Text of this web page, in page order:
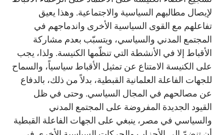
لإيصال مطالبهم السياسية والاجتماعية. وهذا يعيق
تفاعلهم مع القوى السياسية الأخرى واندماجهم في
المجتمع المدني والسياسي، ويتسبّب بعدم مشاركة
الأقباط إلا في الأنشطة التي تنظّمها الكنيسة. ولذا، يجب
على الكنيسة الامتناع عن تمثيل الأقباط سياسياً، والسماح
للجهات الفاعلة العلمانية القبطية، بدلاً من ذلك، بالدفاع
عن مصالحهم في المجال السياسي. وحتى في ظل
القيود الجديدة المفروضة على المجتمع المدني
والسياسي في مصر، ينبغي على الجهات الفاعلة القبطية